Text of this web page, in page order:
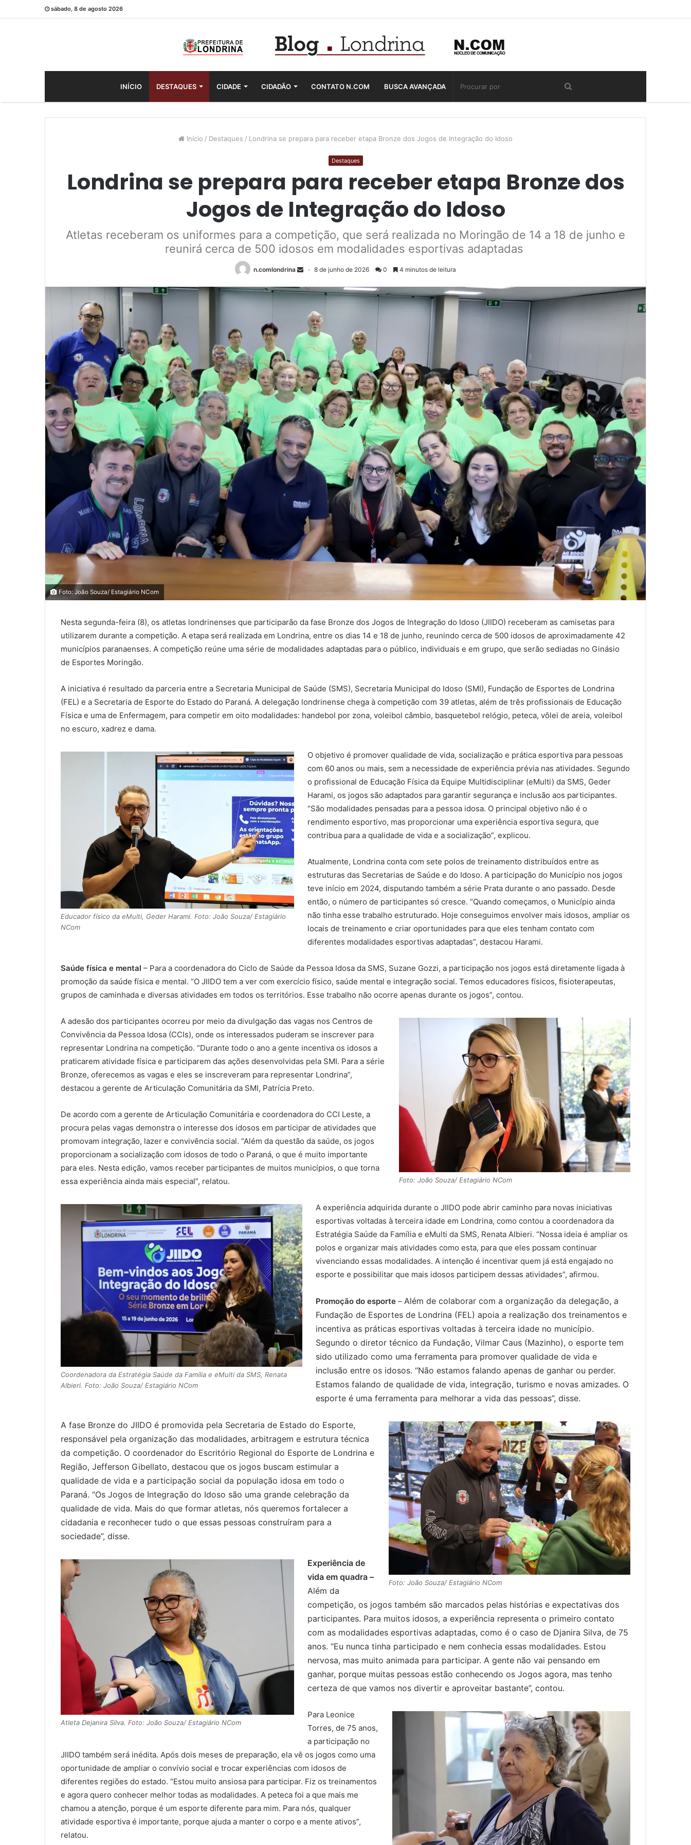
sábado, 8 de agosto 2026
INÍCIO DESTAQUES CIDADE CIDADÃO CONTATO N.COM BUSCA AVANÇADA
Início / Destaques / Londrina se prepara para receber etapa Bronze dos Jogos de Integração do Idoso
Destaques
Londrina se prepara para receber etapa Bronze dos
Jogos de Integração do Idoso
Atletas receberam os uniformes para a competição, que será realizada no Moringão de 14 a 18 de junho e
reunirá cerca de 500 idosos em modalidades esportivas adaptadas
n.comlondrina 8 de junho de 2026 0 4 minutos de leitura
Foto: João Souza/ Estagiário NCom
Nesta segunda-feira (8), os atletas londrinenses que participarão da fase Bronze dos Jogos de Integração do Idoso (JIIDO) receberam as camisetas para
utilizarem durante a competição. A etapa será realizada em Londrina, entre os dias 14 e 18 de junho, reunindo cerca de 500 idosos de aproximadamente 42
municípios paranaenses. A competição reúne uma série de modalidades adaptadas para o público, individuais e em grupo, que serão sediadas no Ginásio
de Esportes Moringão.
A iniciativa é resultado da parceria entre a Secretaria Municipal de Saúde (SMS), Secretaria Municipal do Idoso (SMI), Fundação de Esportes de Londrina
(FEL) e a Secretaria de Esporte do Estado do Paraná. A delegação londrinense chega à competição com 39 atletas, além de três profissionais de Educação
Física e uma de Enfermagem, para competir em oito modalidades: handebol por zona, voleibol câmbio, basquetebol relógio, peteca, vôlei de areia, voleibol
no escuro, xadrez e dama.
Educador físico da eMulti, Geder Harami. Foto: João Souza/ Estagiário
NCom
O objetivo é promover qualidade de vida, socialização e prática esportiva para pessoas
com 60 anos ou mais, sem a necessidade de experiência prévia nas atividades. Segundo
o profissional de Educação Física da Equipe Multidisciplinar (eMulti) da SMS, Geder
Harami, os jogos são adaptados para garantir segurança e inclusão aos participantes.
“São modalidades pensadas para a pessoa idosa. O principal objetivo não é o
rendimento esportivo, mas proporcionar uma experiência esportiva segura, que
contribua para a qualidade de vida e a socialização”, explicou.
Atualmente, Londrina conta com sete polos de treinamento distribuídos entre as
estruturas das Secretarias de Saúde e do Idoso. A participação do Município nos jogos
teve início em 2024, disputando também a série Prata durante o ano passado. Desde
então, o número de participantes só cresce. “Quando começamos, o Município ainda
não tinha esse trabalho estruturado. Hoje conseguimos envolver mais idosos, ampliar os
locais de treinamento e criar oportunidades para que eles tenham contato com
diferentes modalidades esportivas adaptadas”, destacou Harami.
Saúde física e mental – Para a coordenadora do Ciclo de Saúde da Pessoa Idosa da SMS, Suzane Gozzi, a participação nos jogos está diretamente ligada à
promoção da saúde física e mental. “O JIIDO tem a ver com exercício físico, saúde mental e integração social. Temos educadores físicos, fisioterapeutas,
grupos de caminhada e diversas atividades em todos os territórios. Esse trabalho não ocorre apenas durante os jogos”, contou.
Foto: João Souza/ Estagiário NCom
A adesão dos participantes ocorreu por meio da divulgação das vagas nos Centros de
Convivência da Pessoa Idosa (CCIs), onde os interessados puderam se inscrever para
representar Londrina na competição. “Durante todo o ano a gente incentiva os idosos a
praticarem atividade física e participarem das ações desenvolvidas pela SMI. Para a série
Bronze, oferecemos as vagas e eles se inscreveram para representar Londrina”,
destacou a gerente de Articulação Comunitária da SMI, Patrícia Preto.
De acordo com a gerente de Articulação Comunitária e coordenadora do CCI Leste, a
procura pelas vagas demonstra o interesse dos idosos em participar de atividades que
promovam integração, lazer e convivência social. “Além da questão da saúde, os jogos
proporcionam a socialização com idosos de todo o Paraná, o que é muito importante
para eles. Nesta edição, vamos receber participantes de muitos municípios, o que torna
essa experiência ainda mais especial”, relatou.
Coordenadora da Estratégia Saúde da Família e eMulti da SMS, Renata
Albieri. Foto: João Souza/ Estagiário NCom
A experiência adquirida durante o JIIDO pode abrir caminho para novas iniciativas
esportivas voltadas à terceira idade em Londrina, como contou acoordenadora da
Estratégia Saúde da Família e eMulti da SMS, RenataAlbieri. “Nossa ideia é ampliar os
polos e organizar mais atividades como esta, para que eles possam continuar
vivenciando essas modalidades. A intenção é incentivar quem já está engajado no
esporte e possibilitar que mais idosos participem dessas atividades”, afirmou.
Promoção do esporte–Além de colaborar com a organização da delegação, a
Fundação de Esportes de Londrina (FEL) apoia a realização dos treinamentos e
incentiva as práticas esportivas voltadas à terceira idade no município.
Segundo o diretor técnico da Fundação, Vilmar Caus (Mazinho), o esporte tem
sido utilizado como uma ferramenta para promover qualidade de vida e
inclusão entre os idosos. “Não estamos falando apenas de ganhar ou perder.
Estamos falando de qualidade de vida, integração, turismo e novas amizades. O
esporte é uma ferramenta para melhorar a vida das pessoas”, disse.
Foto: João Souza/ Estagiário NCom
A fase Bronze do JIIDO é promovida pela Secretaria de Estado do Esporte,
responsável pela organização das modalidades, arbitragem e estrutura técnica
da competição. O coordenador do Escritório Regional do Esporte de Londrina e
Região, Jefferson Gibellato, destacou que os jogos buscam estimular a
qualidade de vida e a participação social da população idosa em todo o
Paraná. “Os Jogos de Integração do Idoso são uma grande celebração da
qualidade de vida. Mais do que formar atletas, nós queremos fortalecer a
cidadania e reconhecer tudo o que essas pessoas construíram para a
sociedade”, disse.
Atleta Dejanira Silva. Foto: João Souza/ Estagiário NCom
Experiência de
vida em quadra –
Além da
competição, os jogos também são marcados pelas histórias e expectativas dos
participantes. Para muitos idosos, a experiência representa o primeiro contato
com as modalidades esportivas adaptadas, como é o caso de Djanira Silva, de 75
anos. “Eu nunca tinha participado e nem conhecia essas modalidades. Estou
nervosa, mas muito animada para participar. A gente não vai pensando em
ganhar, porque muitas pessoas estão conhecendo os Jogos agora, mas tenho
certeza de que vamos nos divertir e aproveitar bastante”, contou.
Para Leonice
Torres, de 75 anos,
a participação no
JIIDO também será inédita. Após dois meses de preparação, ela vê os jogos como uma
oportunidade de ampliar o convívio social e trocar experiências com idosos de
diferentes regiões do estado. “Estou muito ansiosa para participar. Fiz os treinamentos
e agora quero conhecer melhor todas as modalidades. A peteca foi a que mais me
chamou a atenção, porque é um esporte diferente para mim. Para nós, qualquer
atividade esportiva é importante, porque ajuda a manter o corpo e a mente ativos”,
relatou.
COMPARTILHAMENTOS